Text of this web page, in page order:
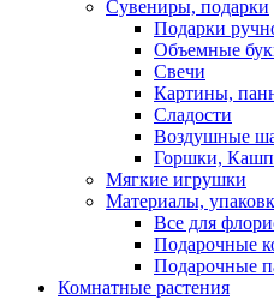
Сувениры, подарки
Подарки
Объемные
Свечи
Картины,
Сладости
Воздушные
Горшки,
Мягкие игрушки
Материалы,
Все для
Подарочные
Подарочные
Комнатные растения